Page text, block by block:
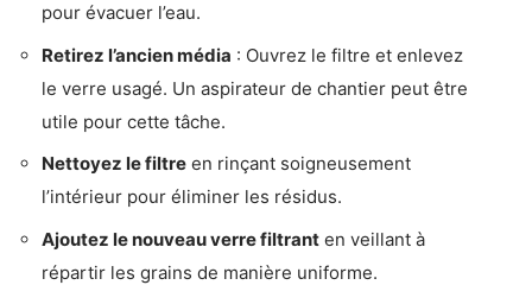
pour évacuer l’eau.
Retirez l’ancien média : Ouvrez le filtre et enlevez
le verre usagé. Un aspirateur de chantier peut être
utile pour cette tâche.
Nettoyez le filtre en rinçant soigneusement
l’intérieur pour éliminer les résidus.
Ajoutez le nouveau verre filtrant en veillant à
répartir les grains de manière uniforme.